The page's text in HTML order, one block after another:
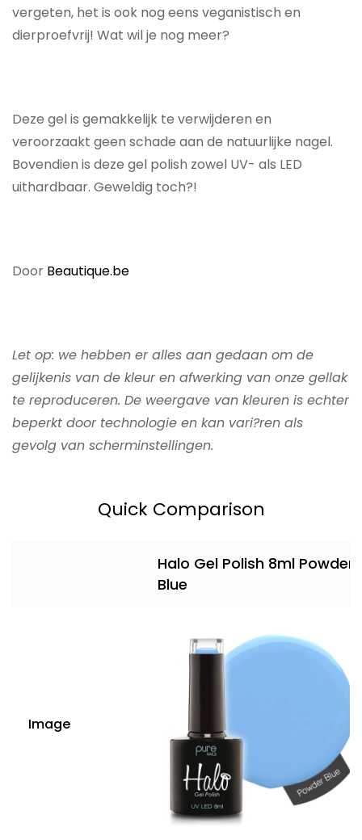
vergeten, het is ook nog eens veganistisch en
dierproefvrij! Wat wil je nog meer?
Deze gel is gemakkelijk te verwijderen en
veroorzaakt geen schade aan de natuurlijke nagel.
Bovendien is deze gel polish zowel UV- als LED
uithardbaar. Geweldig toch?!
Door Beautique.be
Let op: we hebben er alles aan gedaan om de
gelijkenis van de kleur en afwerking van onze gellak
te reproduceren. De weergave van kleuren is echter
beperkt door technologie en kan vari?ren als
gevolg van scherminstellingen.
Quick Comparison
Halo Gel Polish 8ml Powder
Blue
Image